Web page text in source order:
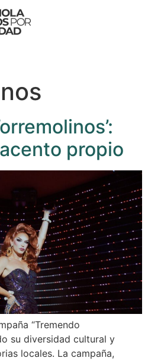
propio
“Tremendo
su diversidad cultural y
locales. La campaña,